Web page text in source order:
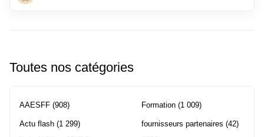
Toutes nos catégories
AAESFF (908)
Actu flash (1 299)
Formation (1 009)
fournisseurs partenaires (42)